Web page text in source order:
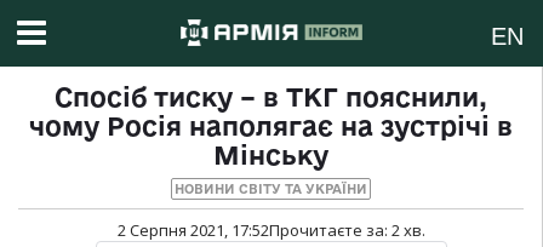
EN
Спосіб тиску – в ТКГ пояснили,
чому Росія наполягає на зустрічі в
Мінську
НОВИНИ СВІТУ ТА УКРАЇНИ
2 Серпня 2021, 17:52Прочитаєте за: 2хв.